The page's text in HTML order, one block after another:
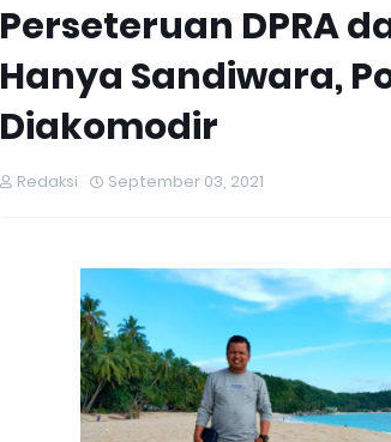
Perseteruan DPRA
Hanya Sandiwara,
Diakomodir
Redaksi September 03, 2021